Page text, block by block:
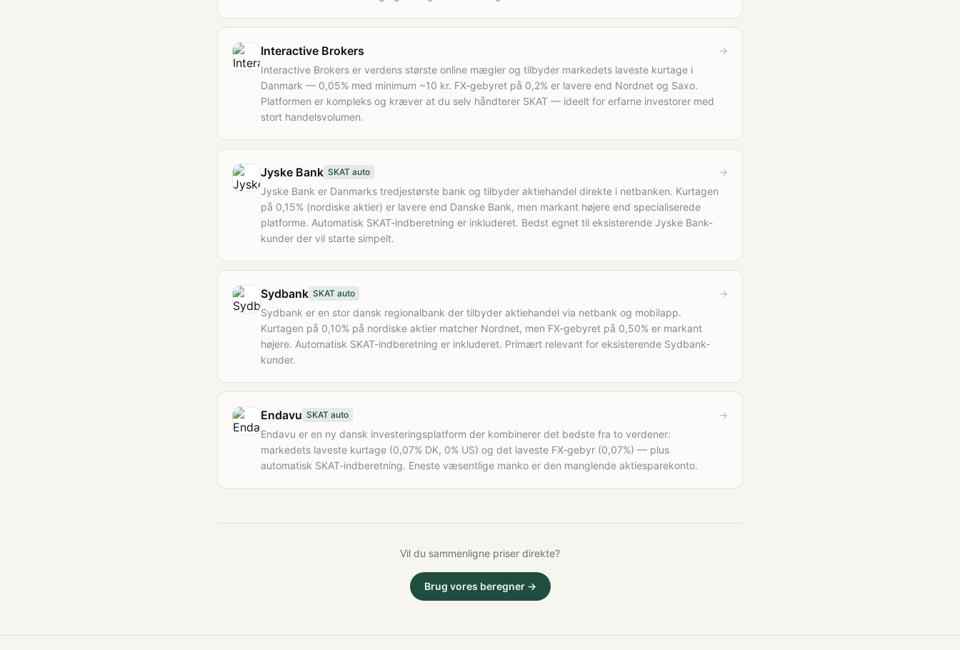
Interactive Brokers
Interactive Brokers er verdens største online mægler og tilbyder markedets laveste kurtage i
Danmark — 0,05% med minimum ~10 kr. FX-gebyret på 0,2% er lavere end Nordnet og Saxo.
Platformen er kompleks og kræver at du selv håndterer SKAT — ideelt for erfarne investorer med
stort handelsvolumen.
→
Jyske Bank SKAT auto
Jyske Bank er Danmarks tredjestørste bank og tilbyder aktiehandel direkte i netbanken. Kurtagen
på 0,15% (nordiske aktier) er lavere end Danske Bank, men markant højere end specialiserede
platforme. Automatisk SKAT-indberetning er inkluderet. Bedst egnet til eksisterende Jyske Bank-
kunder der vil starte simpelt.
→
Sydbank SKAT auto
Sydbank er en stor dansk regionalbank der tilbyder aktiehandel via netbank og mobilapp.
Kurtagen på 0,10% på nordiske aktier matcher Nordnet, men FX-gebyret på 0,50% er markant
højere. Automatisk SKAT-indberetning er inkluderet. Primært relevant for eksisterende Sydbank-
kunder.
→
Endavu SKAT auto
Endavu er en ny dansk investeringsplatform der kombinerer det bedste fra to verdener:
markedets laveste kurtage (0,07% DK, 0% US) og det laveste FX-gebyr (0,07%) — plus
automatisk SKAT-indberetning. Eneste væsentlige manko er den manglende aktiesparekonto.
→
Vil du sammenligne priser direkte?
Brug vores beregner →